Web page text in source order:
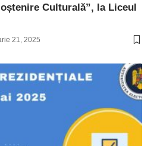
Culturală”, la Liceul
21, 2025